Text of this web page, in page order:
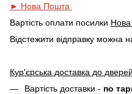
► Нова Пошта
Вартість оплати посилки
Відстежити відправку можна
Кур'єрська доставка до
Вартість доставки - по